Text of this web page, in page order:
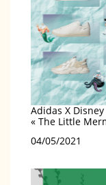
Adidas X
« The Little
Date
04/05/2021